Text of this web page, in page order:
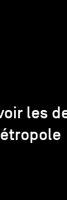
les